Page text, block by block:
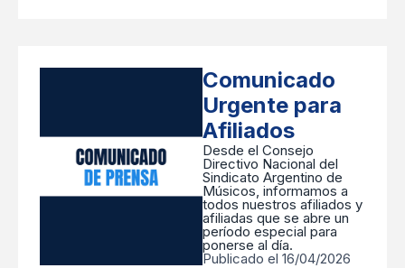
Comunicado
Urgente para
Afiliados
Desde el Consejo
Directivo Nacional del
Sindicato Argentino de
Músicos, informamos a
todos nuestros afiliados y
afiliadas que se abre un
período especial para
ponerse al día.
Publicado el 16/04/2026